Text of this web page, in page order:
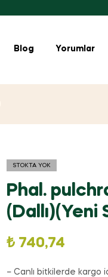
Blog Yorumlar
STOKTA YOK
Phal.
(Dallı)(Yeni
₺ 740,74
– Canlı bitkilerde kargo